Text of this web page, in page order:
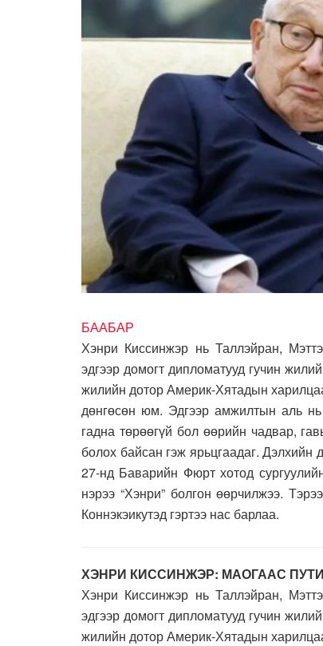
БААБАР
Хэнри Киссинжэр нь Таллэйран,
эдгээр домогт дипломатууд гучин
жилийн дотор Америк-Хятадын
дөнгөсөн юм. Эдгээр амжилтын аль
гадна төрөөгүй бол өөрийн чадвар,
болох байсан гэж ярьцгаадаг.
27-нд Баварийн Фюрт хотод
нэрээ “Хэнри” болгон өөрчилжээ.
Коннэкэикутэд гэртээ нас барлаа.
ХЭНРИ КИССИНЖЭР: МАОГААС
Хэнри Киссинжэр нь Таллэйран,
эдгээр домогт дипломатууд гучин
жилийн дотор Америк-Хятадын